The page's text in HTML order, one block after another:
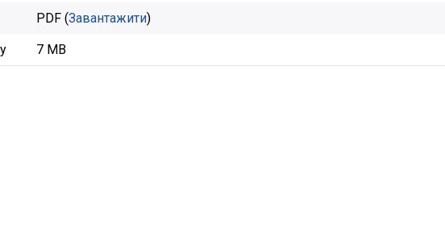
PDF (Завантажити)
7 MB